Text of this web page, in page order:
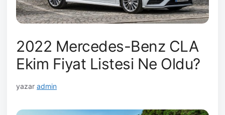
2022 Mercedes-Benz CLA
Ekim Fiyat Listesi Ne Oldu?
yazar admin